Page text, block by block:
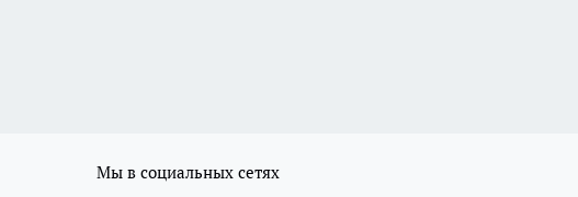
Мы в социальных сетях